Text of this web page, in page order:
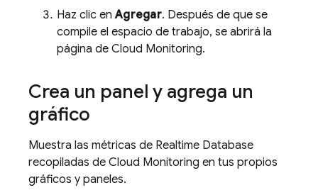
Haz clic enAgregar. Después de que se
compile el espacio de trabajo, se abrirá la
página de Cloud Monitoring.
Crea un panel y agrega un
gráfico
Muestra las métricas de Realtime Database
recopiladas de Cloud Monitoring en tus propios
gráficos y paneles.